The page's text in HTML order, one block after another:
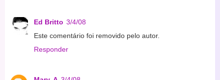
Ed Britto 3/4/08
Este comentário foi removido pelo autor.
Responder